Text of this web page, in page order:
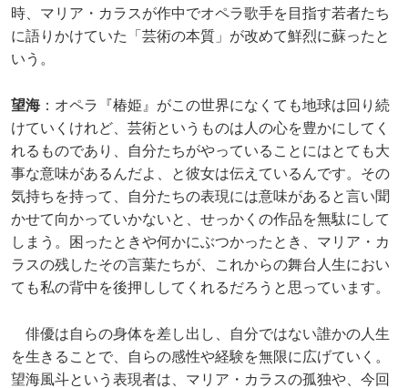
時、マリア・カラスが作中でオペラ歌手を目指す若者たち
に語りかけていた「芸術の本質」が改めて鮮烈に蘇ったと
いう。
望海 ：オペラ『椿姫』がこの世界になくても地球は回り続
けていくけれど、芸術というものは人の心を豊かにしてく
れるものであり、自分たちがやっていることにはとても大
事な意味があるんだよ、と彼女は伝えているんです。その
気持ちを持って、自分たちの表現には意味があると言い聞
かせて向かっていかないと、せっかくの作品を無駄にして
しまう。困ったときや何かにぶつかったとき、マリア・カ
ラスの残したその言葉たちが、これからの舞台人生におい
ても私の背中を後押ししてくれるだろうと思っています。
俳優は自らの身体を差し出し、自分ではない誰かの人生
を生きることで、自らの感性や経験を無限に広げていく。
望海風斗という表現者は、マリア・カラスの孤独や、今回